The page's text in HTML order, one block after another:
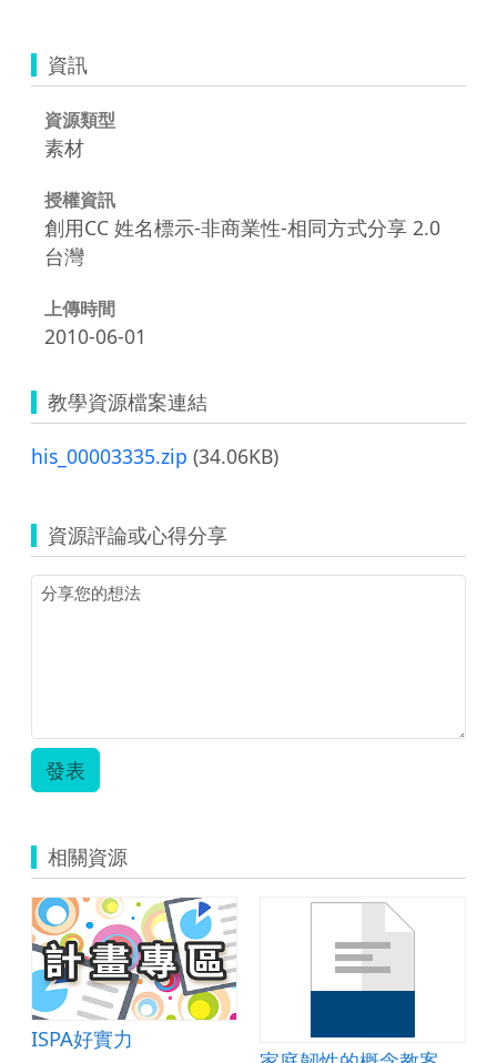
資訊
資源類型
素材
授權資訊
創用CC 姓名標示-非商業性-相同方式分享 2.0
台灣
上傳時間
2010-06-01
教學資源檔案連結
his_00003335.zip (34.06KB)
資源評論或心得分享
發表
相關資源
ISPA好實力